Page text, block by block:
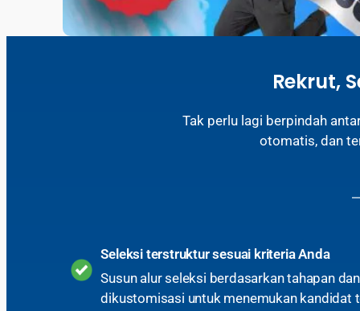
Rekrut,
Tak perlu lagi berpindah
otomatis, dan
Seleksi terstruktur sesuai kriteria Anda
Susun alur seleksi berdasarkan tahapan
dikustomisasi untuk menemukan kandidat